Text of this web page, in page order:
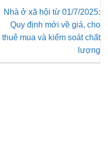
Nhà ở xã hội từ 01/7/2025:
Quy định mới về giá, cho
thuê mua và kiểm soát chất
lượng